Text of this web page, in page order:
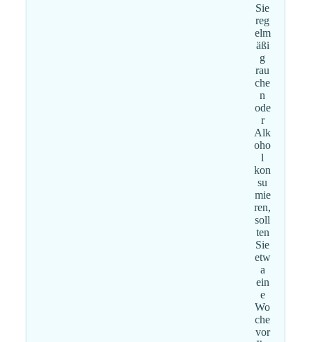
Sie
reg
elm
äßi
g
rau
che
n
ode
r
Alk
oho
l
kon
su
mie
ren,
soll
ten
Sie
etw
a
ein
e
Wo
che
vor